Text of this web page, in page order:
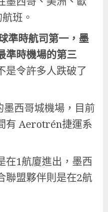
班。
準時航司第一，墨
準時機場的第三
是令許多人跌破了
西哥城機場，目前
有 Aerotrén捷運系
在1航廈進出，墨西
聯盟夥伴則是在2航